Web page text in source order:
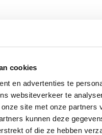
cookies
en advertenties te
websiteverkeer te
site met onze partners
kunnen deze
of die ze hebben
’s avonds 2x per week.
huiswerk. Het volledige
locaties: Amsterdam,
geldt dat de lessen
de lessen vindt op locatie in
wordt online gegeven.